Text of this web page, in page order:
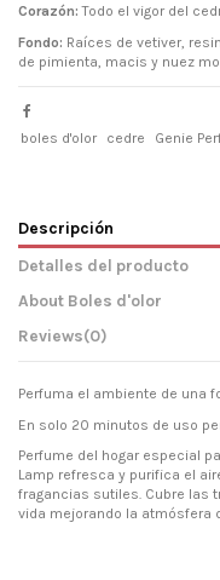
Corazón: Todo el vigor del
Fondo: Raíces de vetiver,
de pimienta, macis y nuez
boles d'olor cedre Genie
Descripción
Detalles del producto
About Boles d'olor
Reviews(0)
Perfuma el ambiente de una
En solo 20 minutos de uso
Perfume del hogar especial
Lamp refresca y purifica el
fragancias sutiles. Cubre las
vida mejorando la atmósfera